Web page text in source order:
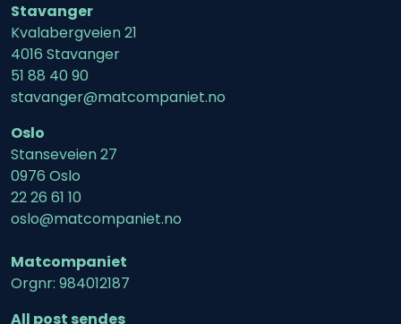
Stavanger
Kvalabergveien 21
4016 Stavanger
51 88 40 90
stavanger@matcompaniet.no
Oslo
Stanseveien 27
0976 Oslo
22 26 61 10
oslo@matcompaniet.no
Matcompaniet
Orgnr: 984012187
All post sendes